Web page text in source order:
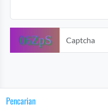
Pencarian